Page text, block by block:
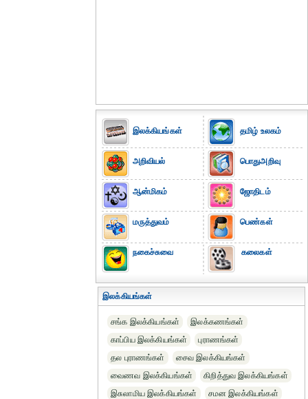
இலக்கியங்கள்
அறிவியல்
ஆன்மிகம்
மருத்துவம்
நகைச்சுவை
தமிழ் உலகம்
பொதுஅறிவு
ஜோதிடம்
பெண்கள்
கலைகள்
இலக்கியங்கள்
சங்க இலக்கியங்கள்
இலக்கணங்கள்
காப்பிய இலக்கியங்கள்
புராணங்கள்
தல புராணங்கள்
சைவ இலக்கியங்கள்
வைணவ இலக்கியங்கள்
கிறித்துவ இலக்கியங்கள்
இசுலாமிய இலக்கியங்கள்
சமன இலக்கியங்கள்